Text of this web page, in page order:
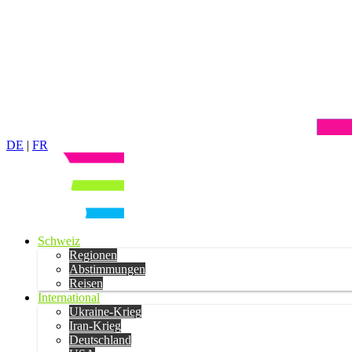
DE | FR
Schweiz
Regionen
Abstimmungen
Reisen
International
Ukraine-Krieg
Iran-Krieg
Deutschland